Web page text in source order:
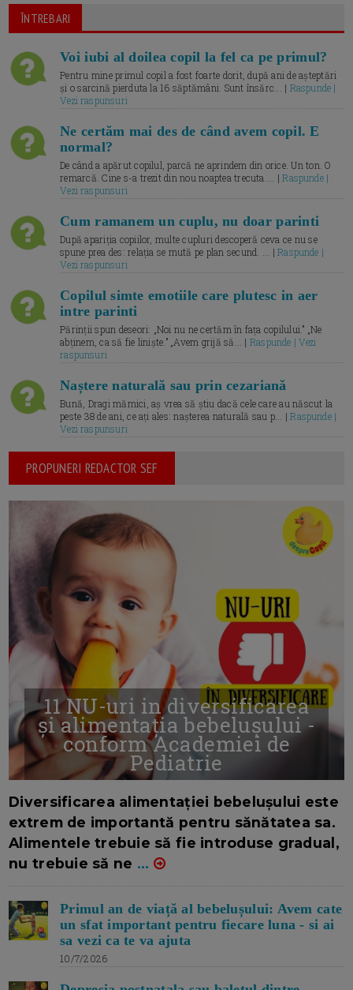
ÎNTREBARI
Voi iubi al doilea copil la fel ca pe primul?
Pentru mine primul copil a fost foarte dorit, după ani de așteptări
și o sarcină pierduta la 16 săptămâni. Sunt însărc... | Raspunde |
Vezi raspunsuri
Ne certăm mai des de când avem copil. E
normal?
De când a apărut copilul, parcă ne aprindem din orice. Un ton. O
remarcă. Cine s-a trezit din nou noaptea trecuta.... |Raspunde |
Vezi raspunsuri
Cum ramanem un cuplu, nu doar parinti
După apariția copiilor, multe cupluri descoperă ceva ce nu se
spune prea des: relația se mută pe plan secund. ... |Raspunde |
Vezi raspunsuri
Copilul simte emotiile care plutesc in aer
intre parinti
Părinții spun deseori: „Noi nu ne certăm în fața copilului.” „Ne
abținem, ca să fie liniște.” „Avem grijă să... | Raspunde | Vezi
raspunsuri
Naștere naturală sau prin cezariană
Bună, Dragi mămici, aș vrea să știu dacă cele care au născut la
peste 38 de ani, ce ați ales: nașterea naturală sau p... |Raspunde |
Vezi raspunsuri
PROPUNERI REDACTOR SEF
11 NU-uri in diversificarea
și alimentația bebelușului -
conform Academiei de
Pediatrie
Diversificarea alimentației bebelușului este
extrem de importantă pentru sănătatea sa.
Alimentele trebuie să fie introduse gradual,
nu trebuie să ne ...
Primul an de viață al bebelușului: Avem cate
un sfat important pentru fiecare luna - si ai
sa vezi ca te va ajuta
10/7/2026